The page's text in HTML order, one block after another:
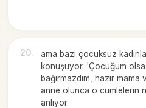
20.
ama bazı çocuksuz
konuşuyor. 'Çocuğum olsa
bağırmazdım, hazır
anne olunca o cümlelerin
anlıyor